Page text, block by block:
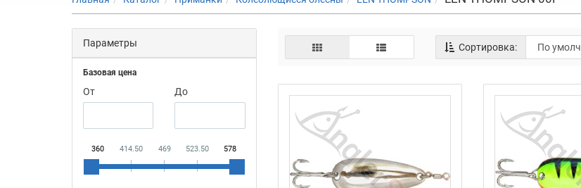
Параметры
Базовая цена
От До
360 414.50 469 523.50 578
Сортировка: